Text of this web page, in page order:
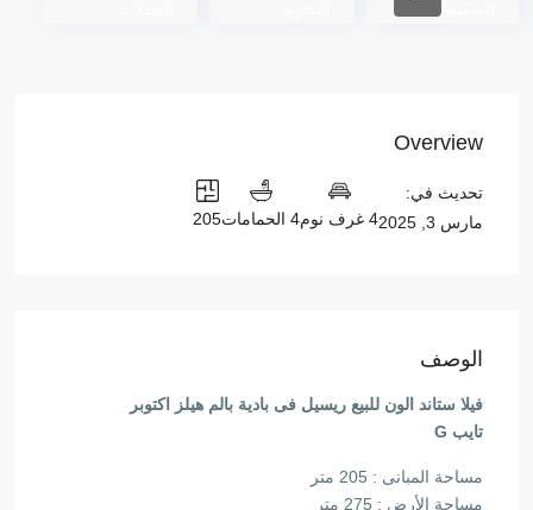
Overview
تحديث في:
مارس 3, 2025
4 غرف نوم 4 الحمامات 205
الوصف
فيلا ستاند الون للبيع ريسيل فى بادية بالم هيلز اكتوبر
تايب G
مساحة المبانى : 205 متر
مساحة الأرض : 275 متر